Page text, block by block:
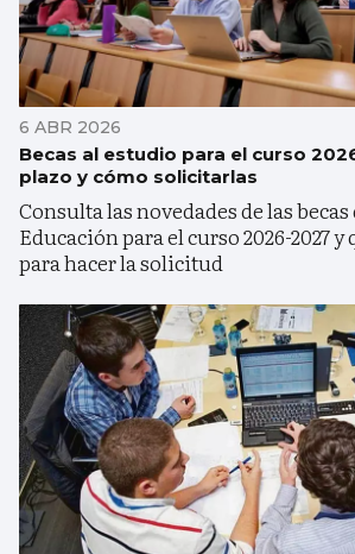
6 ABR 2026
Becas al estudio para el curso
plazo y cómo solicitarlas
Consulta las novedades de las
Educación para el curso 2026-2027
para hacer la solicitud